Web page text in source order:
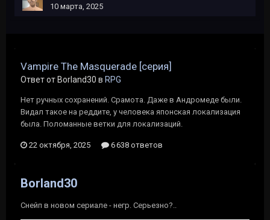
10 марта, 2025
Vampire The Masquerade [серия]
Ответ от Borland30 в RPG
Нет ручных сохранений. Срамота. Даже в Андромеде были.
Видал такое на реддите, у человека японская локализация
была. Поломанные ветки для локализаций.
22 октября, 2025 6 638 ответов
Borland30
Снейп в новом сериале - негр. Серьезно?..